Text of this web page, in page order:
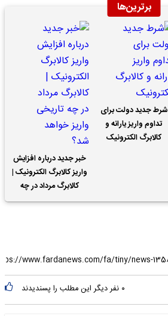
برترین‌ها
شرط جدید دولت برای
تداوم واریز یارانه و
کالابرگ الکترونیک
خبر جدید درباره افزایش
واریز کالابرگ الکترونیک |
کالابرگ مرداد در چه
تاریخی واریز خواهد شد؟
۰ نفر دیگر این مطلب را پسندیدند